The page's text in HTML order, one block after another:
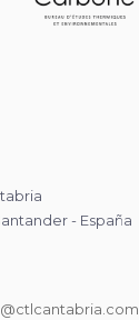
- España